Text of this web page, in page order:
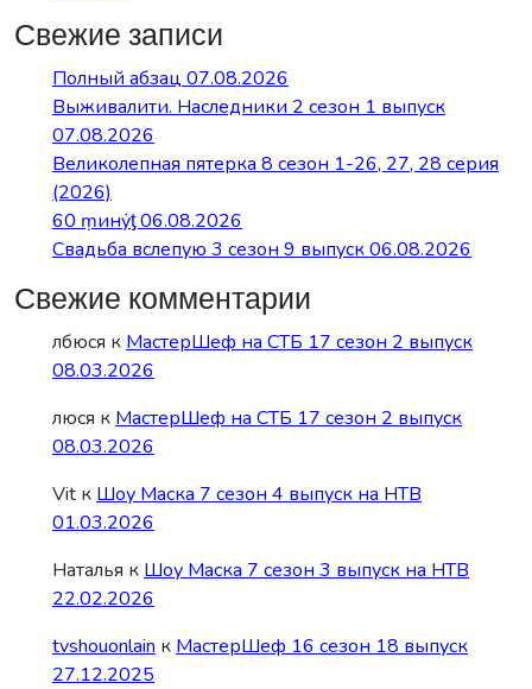
Свежие записи
Полный абзац 07.08.2026
Выживалити. Наследники 2 сезон 1 выпуск
07.08.2026
Великолепная пятерка 8 сезон 1-26, 27, 28 серия
(2026)
60 ṃинẏƫ 06.08.2026
Свадьба вслепую 3 сезон 9 выпуск 06.08.2026
Свежие комментарии
лбюся к МастерШеф на СТБ 17 сезон 2 выпуск
08.03.2026
люся к МастерШеф на СТБ 17 сезон 2 выпуск
08.03.2026
Vit к Шоу Маска 7 сезон 4 выпуск на НТВ
01.03.2026
Наталья к Шоу Маска 7 сезон 3 выпуск на НТВ
22.02.2026
tvshouonlain к МастерШеф 16 сезон 18 выпуск
27.12.2025